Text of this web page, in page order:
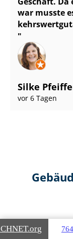
war musste
Silke
vor 6 Tagen
.org